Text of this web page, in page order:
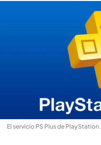
El servicio PS Plus de PlayStation.